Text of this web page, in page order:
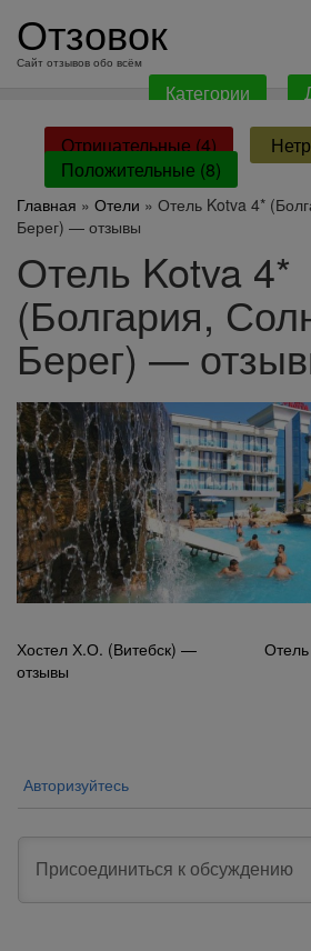
содержанию
Отзовок
Сайт отзывов обо всём
Категории
Отрицательные (4)
Положительные (8)
Главная » Отели » Отель Kotva 4*
Берег) — отзывы
Отель Kotva 4*
(Болгария,
Берег) —
Навигация
по
Хостел Х.О. (Витебск) —
отзывы
Авторизуйтесь